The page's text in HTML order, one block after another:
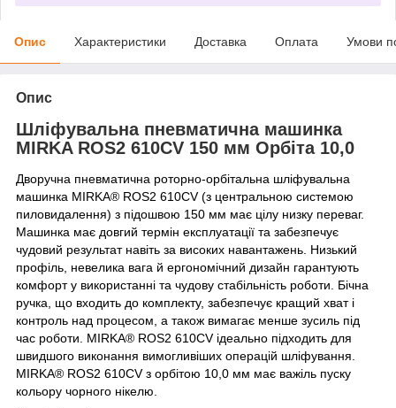
Опис Характеристики Доставка Оплата Умови
Опис
Шліфувальна пневматична машинка
MIRKA ROS2 610CV 150 мм Орбіта 10,0
Дворучна пневматична роторно-орбітальна шліфувальна
машинка MIRKA® ROS2 610CV (з центральною системою
пиловидалення) з підошвою 150 мм має цілу низку переваг.
Машинка має довгий термін експлуатації та забезпечує
чудовий результат навіть за високих навантажень. Низький
профіль, невелика вага й ергономічний дизайн гарантують
комфорт у використанні та чудову стабільність роботи. Бічна
ручка, що входить до комплекту, забезпечує кращий хват і
контроль над процесом, а також вимагає менше зусиль під
час роботи. MIRKA® ROS2 610CV ідеально підходить для
швидшого виконання вимогливіших операцій шліфування.
MIRKA® ROS2 610CV з орбітою 10,0 мм має важіль пуску
кольору чорного нікелю.